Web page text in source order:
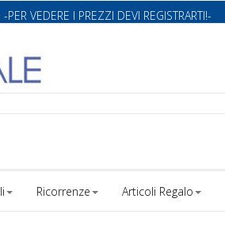
-PER VEDERE I PREZZI DEVI REGISTRARTI!-
Ricorrenze Articoli Regalo